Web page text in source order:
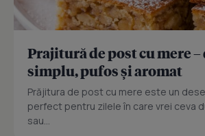
Prajitură de post cu mere
simplu, pufos și aromat
Prăjitura de post cu mere este un
perfect pentru zilele în care vrei ceva
sau...